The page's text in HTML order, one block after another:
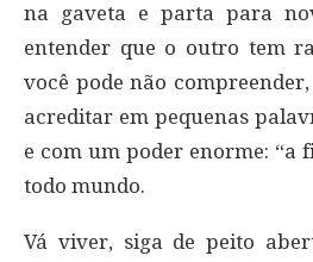
na gaveta e parta para
entender que o outro tem
você pode não
acreditar em pequenas
e com um poder enorme: “a
todo mundo.
Vá viver, siga de peito